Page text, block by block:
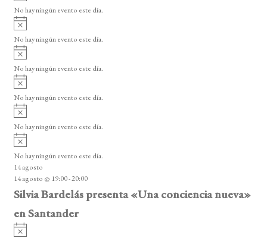
v
e
n
t
o
s
o
v
i
o
No hay ningún evento este día.
A
v
i
o
No hay ningún evento este día.
A
v
i
o
No hay ningún evento este día.
A
v
i
o
No hay ningún evento este día.
A
v
i
o
No hay ningún evento este día.
A
v
i
s
o
No hay ningún evento este día.
14 agosto
14 agosto @ 19:00-20:00
Silvia Bardelás presenta «Una conciencia nueva»
en Santander
A